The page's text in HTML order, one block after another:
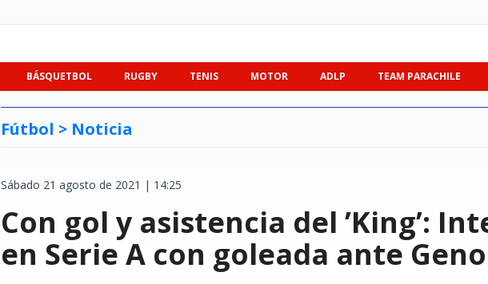
BÁSQUETBOL RUGBY TENIS MOTOR ADLP TEAM PARACHILE
Fútbol > Noticia
Sábado 21 agosto de 2021 | 14:25
Con gol y asistencia del ’King’:
en Serie A con goleada ante